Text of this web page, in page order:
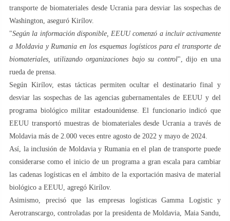
transporte de biomateriales desde Ucrania para desviar las sospechas de
Washington, aseguró Kirílov.
"Según la información disponible, EEUU comenzó a incluir activamente
a Moldavia y Rumania en los esquemas logísticos para el transporte de
biomateriales, utilizando organizaciones bajo su control", dijo en una
rueda de prensa.
Según Kirílov, estas tácticas permiten ocultar el destinatario final y
desviar las sospechas de las agencias gubernamentales de EEUU y del
programa biológico militar estadounidense. El funcionario indicó que
EEUU transportó muestras de biomateriales desde Ucrania a través de
Moldavia más de 2.000 veces entre agosto de 2022 y mayo de 2024.
Así, la inclusión de Moldavia y Rumania en el plan de transporte puede
considerarse como el inicio de un programa a gran escala para cambiar
las cadenas logísticas en el ámbito de la exportación masiva de material
biológico a EEUU, agregó Kirílov.
Asimismo, precisó que las empresas logísticas Gamma Logistic y
Aerotranscargo, controladas por la presidenta de Moldavia, Maia Sandu,